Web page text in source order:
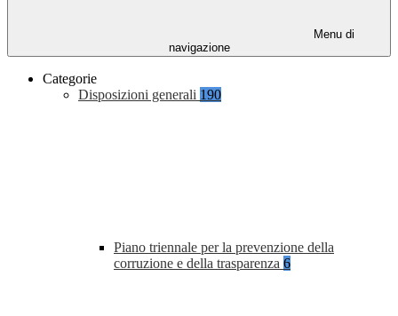
Menu di
navigazione
Categorie
Disposizioni generali 190
Piano triennale per la prevenzione della
corruzione e della trasparenza 6